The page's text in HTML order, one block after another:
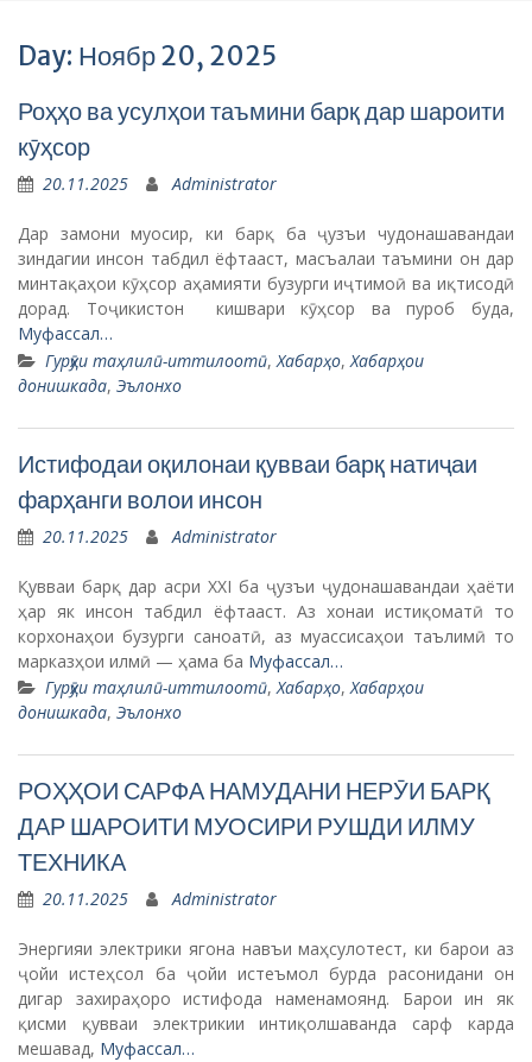
Day: Ноябр 20, 2025
Роҳҳо ва усулҳои таъмини барқ дар шароити
кӯҳсор
20.11.2025 Administrator
Дар замони муосир, ки барқ ба ҷузъи чудонашавандаи
зиндагии инсон табдил ёфтааст, масъалаи таъмини он дар
минтақаҳои кӯҳсор аҳамияти бузурги иҷтимоӣ ва иқтисодӣ
дорад. Тоҷикистон кишвари кӯҳсор ва пуроб буда,
Муфассал…
Гурӯҳи таҳлилӣ-иттилоотӣ, Хабарҳо, Хабарҳои
донишкада, Эълонхо
Истифодаи оқилонаи қувваи барқ натиҷаи
фарҳанги волои инсон
20.11.2025 Administrator
Қувваи барқ дар асри XXI ба ҷузъи ҷудонашавандаи ҳаёти
ҳар як инсон табдил ёфтааст. Аз хонаи истиқоматӣ то
корхонаҳои бузурги саноатӣ, аз муассисаҳои таълимӣ то
марказҳои илмӣ — ҳама ба Муфассал…
Гурӯҳи таҳлилӣ-иттилоотӣ,Хабарҳо,Хабарҳои
донишкада, Эълонхо
РОҲҲОИ САРФА НАМУДАНИ НЕРӮИ БАРҚ
ДАР ШАРОИТИ МУОСИРИ РУШДИ ИЛМУ
ТЕХНИКА
20.11.2025 Administrator
Энергияи электрики ягона навъи маҳсулотест, ки барои аз
ҷойи истеҳсол ба ҷойи истеъмол бурда расонидани он
дигар захираҳоро истифода наменамоянд. Барои ин як
қисми қувваи электрикии интиқолшаванда сарф карда
мешавад, Муфассал…